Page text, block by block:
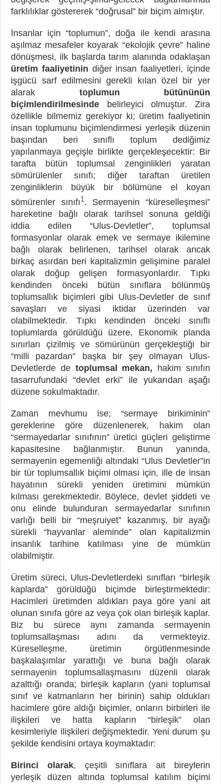
farklılıklar göstererek “doğrusal” bir biçim almıştır.
İnsanlar için “toplumun”, doğa ile kendi arasına
aşılmaz mesafeler koyarak “ekolojik çevre” haline
dönüşmesi, ilk başlarda tarım alanında odaklaşan
üretim faaliyetinin diğer insan faaliyetleri, içinde
işgücü sarf edilmesini gerekli kılan özel bir yer
alarak toplumun bütününün
biçimlendirilmesinde belirleyici olmuştur. Zira
özellikle bilmemiz gerekiyor ki; üretim faaliyetinin
insan toplumunu biçimlendirmesi yerleşik düzenin
başından beri sınıflı toplum dediğimiz
yapılanmaya geçişle birlikte gerçekleşecektir: Bir
tarafta bütün toplumsal zenginlikleri yaratan
sömürülenler sınıfı; diğer taraftan üretilen
zenginliklerin büyük bir bölümüne el koyan
sömürenler sınıfı1. Sermayenin “küreselleşmesi”
hareketine bağlı olarak tarihsel sonuna geldiği
iddia edilen “Ulus-Devletler”, toplumsal
formasyonlar olarak emek ve sermaye ikilemine
bağlı olarak belirlenen, tarihsel olarak ancak
birkaç asırdan beri kapitalizmin gelişimine paralel
olarak doğup gelişen formasyonlardır. Tıpkı
kendinden önceki bütün sınıflara bölünmüş
toplumsallık biçimleri gibi Ulus-Devletler de sınıf
savaşları ve siyasi iktidar üzerinden var
olabilmektedir. Tıpkı kendinden önceki sınıflı
toplumlarda görüldüğü üzere, Ekonomik planda
sınırları çizilmiş ve sömürünün gerçekleştiği bir
“milli pazardan” başka bir şey olmayan Ulus-
Devletlerde de toplumsal mekan, hakim sınıfın
tasarrufundaki “devlet erki” ile yukarıdan aşağı
düzene sokulmaktadır.
Zaman mevhumu ise; “sermaye birikiminin”
gereklerine göre düzenlenerek, hakim olan
“sermayedarlar sınıfının” üretici güçleri geliştirme
kapasitesine bağlanmıştır. Bunun yanında,
sermayenin egemenliği altındaki “Ulus Devletler”in
bir tür toplumsallık biçimi olması için, ille de insan
hayatının sürekli yeniden üretimini mümkün
kılması gerekmektedir. Böylece, devlet şiddeti ve
onu elinde bulunduran sermayedarlar sınıfının
varlığı belli bir “meşruiyet” kazanmış, bir ayağı
sürekli “hayvanlar aleminde” olan kapitalizmin
insanlık tarihine katılması yine de mümkün
olabilmiştir.
Üretim süreci, Ulus-Devletlerdeki sınıfları “birleşik
kaplarda” görüldüğü biçimde birleştirmektedir:
Hacimleri üretimden aldıkları paya göre yani ait
olunan sınıfa göre az veya çok olan birleşik kaplar.
Biz bu sürece aynı zamanda sermayenin
toplumsallaşması adını da vermekteyiz.
Küreselleşme, üretimin örgütlenmesinde
başkalaşımlar yarattığı ve buna bağlı olarak
sermayenin toplumsallaşmasını düzenli olarak
azalttığı oranda; birleşik kapların (yani toplumsal
sınıf ve katmanların her birinin) sahip oldukları
hacimlere göre aldığı biçimler, onların birbirleri ile
ilişkileri ve hatta kapların “birleşik” olan
kesimleriyle ilişkileri değişmektedir. Yeni durum şu
şekilde kendisini ortaya koymaktadır:
Birinci olarak, çeşitli sınıflara ait bireylerin
yerleşik düzen altında toplumsal katılım biçimi